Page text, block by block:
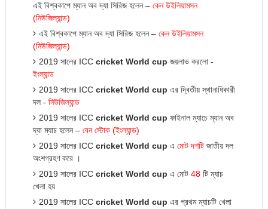
এই বিশ্বকাপে ম্যান অব দ্যা সিরিজ হলেন – কেন উইলিয়ামসন
(নিউজিল্যান্ড)
এই বিশ্বকাপে ম্যান অব দ্যা সিরিজ হলেন – কেন উইলিয়ামসন
(নিউজিল্যান্ড)
2019 সালের ICC cricket World cup জয়লাভ করলো -
ইংল্যান্ড
2019 সালের ICC cricket World cup এর দ্বিতীয়স্থানাধিকারী
দল - নিউজিল্যান্ড
2019 সালের ICC cricket World cup ফাইনাল ম্যাচে ম্যান অব
দ্যা ম্যাচ হলেন – বেন স্টোক(ইংল্যান্ড)
2019 সালের ICC cricket World cup এ মোট দশটিজাতীয়দল
অংশগ্রহণ করে ।
2019 সালের ICC cricket World cup এ মোট 48টি ম্যাচ
খেলা হয়
2019 সালের ICC cricket World cup এর প্রথম ম্যাচটি খেলা